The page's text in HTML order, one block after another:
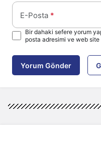
E-Posta *
Bir dahaki sefere yorum
posta adresimi ve web site
Yorum Gönder